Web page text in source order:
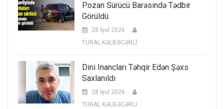
Pozan Sürücü Barəsində Tədbir
Görüldü
28 İyul 2026
TURAL KƏLBƏCƏRLİ
Dini Inancları Təhqir Edən Şəxs
Saxlanıldı
28 İyul 2026
TURAL KƏLBƏCƏRLİ